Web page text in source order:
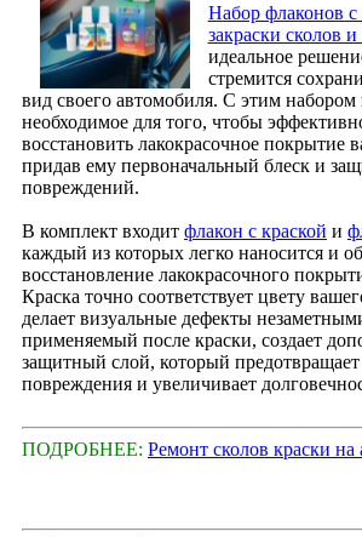
Набор флаконов с
закраски сколов
идеальное
стремится
вид своего автомобиля. С этим набором
необходимое для того, чтобы
восстановить лакокрасочное покрытие
придав ему первоначальный блеск и
повреждений.
В комплект входит флакон с краской и
каждый из которых легко наносится и
восстановление лакокрасочного
Краска точно соответствует цвету
делает визуальные дефекты
применяемый после краски, создает
защитный слой, который
повреждения и увеличивает
ПОДРОБНЕЕ: Ремонт сколов краски на